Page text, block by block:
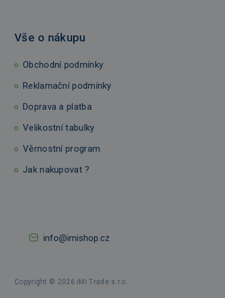
Vše o nákupu
Obchodní podmínky
Reklamační podmínky
Doprava a platba
Velikostní tabulky
Věrnostní program
Jak nakupovat ?
info@imishop.cz
Copyright © 2026 iMi Trade s.r.o.